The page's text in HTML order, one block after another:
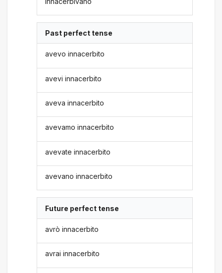
Past perfect tense
avevo innacerbito
avevi innacerbito
aveva innacerbito
avevamo innacerbito
avevate innacerbito
avevano innacerbito
Future perfect tense
avrò innacerbito
avrai innacerbito